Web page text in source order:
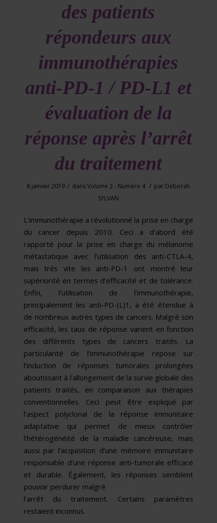
des patients
répondeurs aux
immunothérapies
anti-PD-1 / PD-L1 et
évaluation de la
réponse après l’arrêt
du traitement
8 janvier 2019 / dansVolume 2 - Numéro 4 / par Deborah
SYLVAN
L’immunothérapie a révolutionné la prise en charge
du cancer depuis 2010. Ceci a d’abord été
rapporté pour la prise en charge du mélanome
métastatique avec l’utilisation des anti-CTLA-4,
mais très vite les anti-PD-1 ont montré leur
supériorité en termes d’efficacité et de tolérance.
Enfin, l’utilisation de l’immunothérapie,
principalement les anti-PD-(L)1, a été étendue à
de nombreux autres types de cancers. Malgré son
efficacité, les taux de réponse varient en fonction
des différents types de cancers traités. La
particularité de l’immunothérapie repose sur
l’induction de réponses tumorales prolongées
aboutissant à l’allongement de la survie globale des
patients traités, en comparaison aux thérapies
conventionnelles. Ceci peut être expliqué par
l’aspect polyclonal de la réponse immunitaire
adaptative qui permet de mieux contrôler
l’hétérogénéité de la maladie cancéreuse, mais
aussi par l’acquisition d’une mémoire immunitaire
responsable d’une réponse anti-tumorale efficace
et durable. Également, les réponses semblent
pouvoir perdurer malgré
l’arrêt du traitement. Certains paramètres
restaient inconnus.